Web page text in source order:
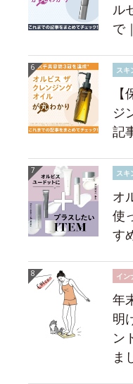
ル
で
スキ
ジ
記
スキ
オ
使
す
イン
年
明
ン
ま